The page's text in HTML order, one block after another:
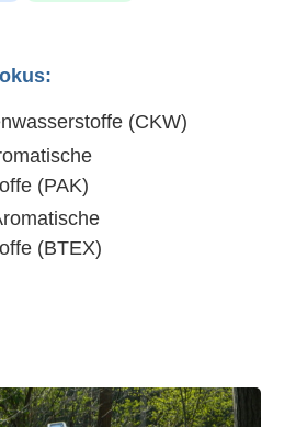
(CKW)
(PAK)
(BTEX)